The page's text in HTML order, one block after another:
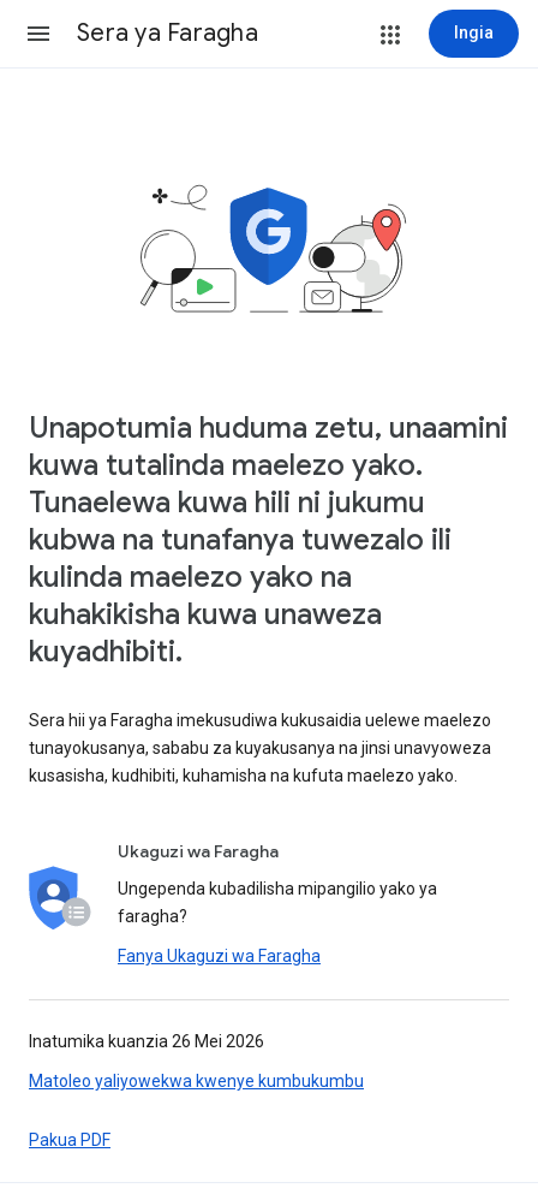
Sera ya Faragha Ingia
Unapotumia huduma zetu, unaamini
kuwa tutalinda maelezo yako.
Tunaelewa kuwa hili ni jukumu
kubwa na tunafanya tuwezalo ili
kulinda maelezo yako na
kuhakikisha kuwa unaweza
kuyadhibiti.
Sera hii ya Faragha imekusudiwa kukusaidia uelewe maelezo
tunayokusanya, sababu za kuyakusanya na jinsi unavyoweza
kusasisha, kudhibiti, kuhamisha na kufuta maelezo yako.
Ukaguzi wa Faragha
Ungependa kubadilisha mipangilio yako ya
faragha?
Fanya Ukaguzi wa Faragha
Inatumika kuanzia 26 Mei 2026
Matoleo yaliyowekwa kwenye kumbukumbu
Pakua PDF